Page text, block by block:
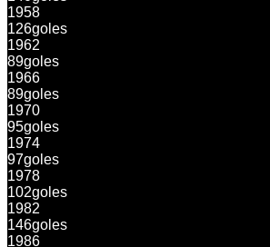
1958
126goles
1962
89goles
1966
89goles
1970
95goles
1974
97goles
1978
102goles
1982
146goles
1986